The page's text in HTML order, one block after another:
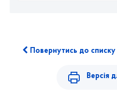
Повернутись до списку
Версія